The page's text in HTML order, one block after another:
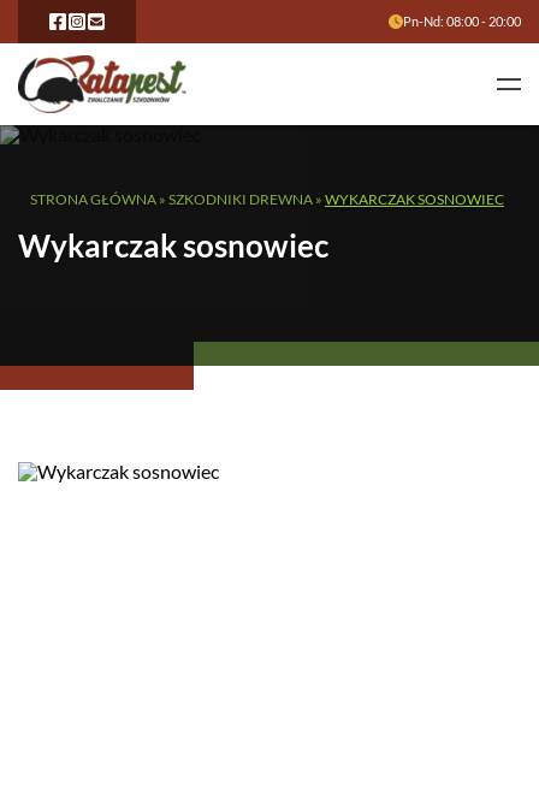
Pn-Nd: 08:00 - 20:00
STRONA GŁÓWNA » SZKODNIKI DREWNA » WYKARCZAK SOSNOWIEC
Wykarczak sosnowiec